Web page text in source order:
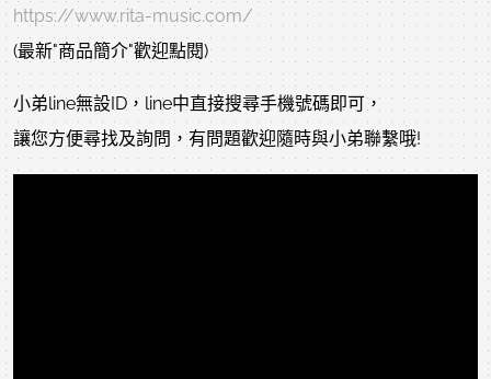
https://www.rita-music.com/
(最新"商品簡介"歡迎點閱)
小弟line無設ID，line中直接搜尋手機號碼即可，
讓您方便尋找及詢問，有問題歡迎隨時與小弟聯繫哦!